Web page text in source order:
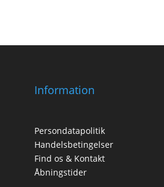
Information
Persondatapolitik
Handelsbetingelser
Find os & Kontakt
Åbningstider